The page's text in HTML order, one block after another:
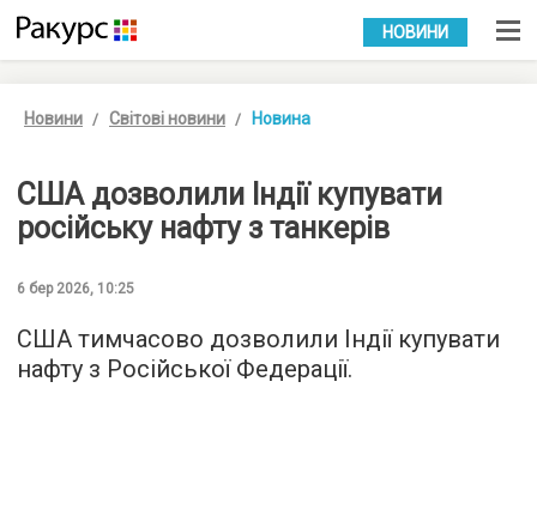
УКР РУС
НОВИНИ
Новини Світові новини Новина
США дозволили Індії купувати
російську нафту з танкерів
6 бер 2026, 10:25
США тимчасово дозволили Індії купувати
нафту з Російської Федерації.